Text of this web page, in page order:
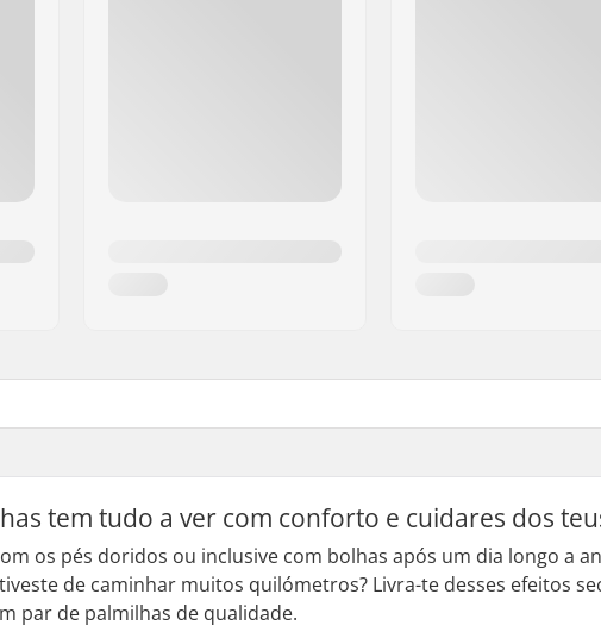
tem tudo a ver com conforto e cuidares dos
os pés doridos ou inclusive com bolhas após um dia longo a
de caminhar muitos quilómetros? Livra-te desses efeitos
par de palmilhas de qualidade.